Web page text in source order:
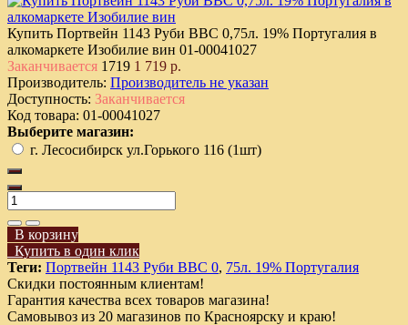
Купить Портвейн 1143 Руби ВВС 0,75л. 19% Португалия в
алкомаркете Изобилие вин 01-00041027
Заканчивается 1719 1 719 р.
Производитель: Производитель не указан
Доступность: Заканчивается
Код товара: 01-00041027
Выберите магазин:
г. Лесосибирск ул.Горького 116 (1шт)
В корзину
Купить в один клик
Теги: Портвейн 1143 Руби ВВС 0, 75л. 19% Португалия
Скидки постоянным клиентам!
Гарантия качества всех товаров магазина!
Самовывоз из 20 магазинов по Красноярску и краю!